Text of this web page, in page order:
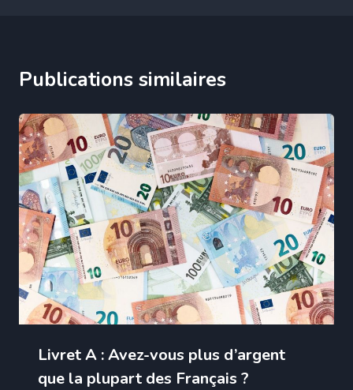
Publications similaires
Livret A : Avez-vous plus d’argent
que la plupart des Français ?